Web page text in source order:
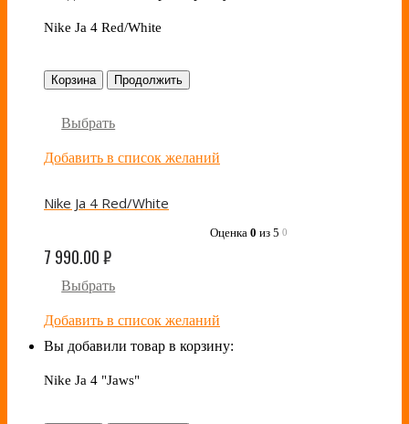
Nike Ja 4 Red/White
Корзина Продолжить
Выбрать
Добавить в список желаний
Nike Ja 4 Red/White
Оценка 0 из 5 0
7 990.00₽
Выбрать
Добавить в список желаний
Вы добавили товар в корзину:
Nike Ja 4 "Jaws"